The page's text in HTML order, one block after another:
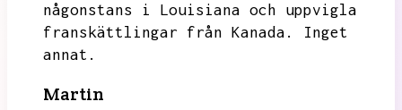
någonstans i Louisiana och uppvigla
franskättlingar från Kanada.
Inget
annat.
Martin